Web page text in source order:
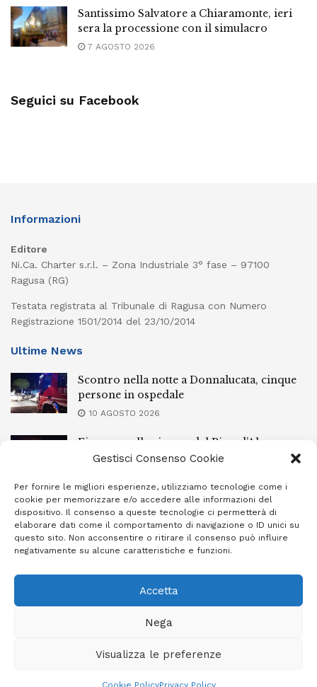
Gestisci Consenso Cookie
Per fornire le migliori esperienze, utilizziamo tecnologie come i
cookie per memorizzare e/o accedere alle informazioni del
dispositivo. Il consenso a queste tecnologie ci permetterà di
elaborare dati come il comportamento di navigazione o ID unici su
questo sito. Non acconsentire o ritirare il consenso può influire
negativamente su alcune caratteristiche e funzioni.
Accetta
Nega
Visualizza le preferenze
Cookie PolicyPrivacy Policy
Santissimo Salvatore a Chiaramonte, ieri
sera la processione con il simulacro
7 AGOSTO 2026
Seguici su Facebook
Informazioni
Editore
Ni.Ca. Charter s.r.l. – Zona Industriale 3° fase – 97100
Ragusa (RG)
Testata registrata al Tribunale di Ragusa con Numero
Registrazione 1501/2014 del 23/10/2014
Ultime News
Scontro nella notte a Donnalucata, cinque
persone in ospedale
10 AGOSTO 2026
Fiamme nella riserva del Pino d’Aleppo,
situazione critica a Vittoria
Modica, morte di Gingina Bergamasco:
depositate le perizie
9 AGOSTO 2026
Giornale Ibleo © 2023 - Powered byStudio Greco - Consulenza